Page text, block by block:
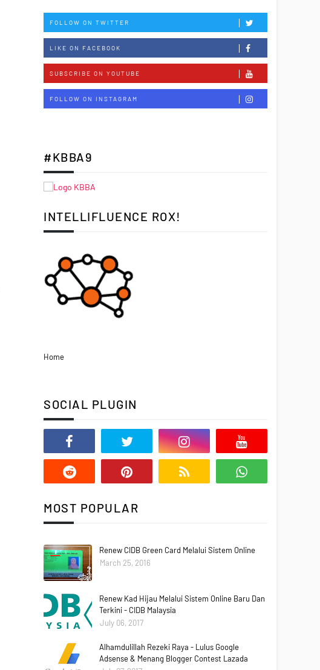
FOLLOW ON TWITTER
LIKE ON FACEBOOK
SUBSCRIBE ON YOUTUBE
FOLLOW ON INSTAGRAM
#KBBA9
INTELLIFLUENCE ROX!
Home
SOCIAL PLUGIN
MOST POPULAR
Renew CIDB Green Card Melalui Sistem Online
March 25, 2016
Renew Kad Hijau Melalui Sistem Online Baru Dan
Terkini - CIDB Malaysia
July 06, 2017
Alhamdulillah Rezeki Raya - Lulus Google
Adsense & Menang Blogger Contest Lazada